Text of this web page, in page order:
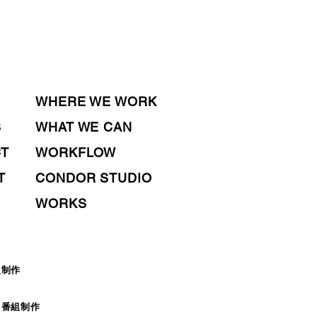
WHERE WE WORK
WHAT WE CAN
WORKFLOW
CONDOR STUDIO
WORKS
作
組制作